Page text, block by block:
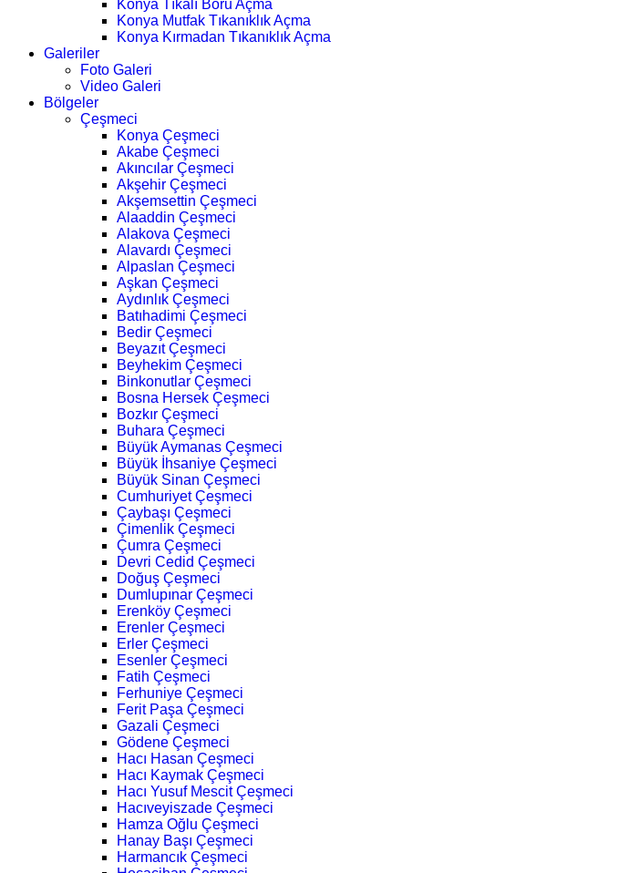
Konya Tıkalı Boru Açma
Konya Mutfak Tıkanıklık Açma
Konya Kırmadan Tıkanıklık Açma
Galeriler
Foto Galeri
Video Galeri
Bölgeler
Çeşmeci
Konya Çeşmeci
Akabe Çeşmeci
Akıncılar Çeşmeci
Akşehir Çeşmeci
Akşemsettin Çeşmeci
Alaaddin Çeşmeci
Alakova Çeşmeci
Alavardı Çeşmeci
Alpaslan Çeşmeci
Aşkan Çeşmeci
Aydınlık Çeşmeci
Batıhadimi Çeşmeci
Bedir Çeşmeci
Beyazıt Çeşmeci
Beyhekim Çeşmeci
Binkonutlar Çeşmeci
Bosna Hersek Çeşmeci
Bozkır Çeşmeci
Buhara Çeşmeci
Büyük Aymanas Çeşmeci
Büyük İhsaniye Çeşmeci
Büyük Sinan Çeşmeci
Cumhuriyet Çeşmeci
Çaybaşı Çeşmeci
Çimenlik Çeşmeci
Çumra Çeşmeci
Devri Cedid Çeşmeci
Doğuş Çeşmeci
Dumlupınar Çeşmeci
Erenköy Çeşmeci
Erenler Çeşmeci
Erler Çeşmeci
Esenler Çeşmeci
Fatih Çeşmeci
Ferhuniye Çeşmeci
Ferit Paşa Çeşmeci
Gazali Çeşmeci
Gödene Çeşmeci
Hacı Hasan Çeşmeci
Hacı Kaymak Çeşmeci
Hacı Yusuf Mescit Çeşmeci
Hacıveyiszade Çeşmeci
Hamza Oğlu Çeşmeci
Hanay Başı Çeşmeci
Harmancık Çeşmeci